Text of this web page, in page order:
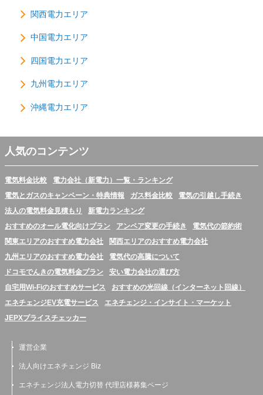
関西電力エリア
中国電力エリア
四国電力エリア
九州電力エリア
沖縄電力エリア
人気のコンテンツ
電気料金比較
電力会社（新電力）一覧・ランキング
電気とガスのキャンペーン・特典情報
ガス料金比較
電気の引越し手続き
法人の電気料金見積もり
新電力ランキング
おすすめのオール電化向けプラン
アンペア変更の手続き
電気代の節約術
関東エリアのおすすめ電力会社
関西エリアのおすすめ電力会社
九州エリアのおすすめ電力会社
電気代の高騰について
ドコモでんきの電気料金プラン
安い電力会社の選び方
自宅用Wi-Fiのおすすめサービス
おすすめの光回線（インターネット回線）
エネチェンジEV充電サービス
エネチェンジ・インサイト・マーケット
JEPXプライスチェッカー
運営企業
法人向けエネチェンジ Biz
エネチェンジ法人電力切替 代理店様募集ページ